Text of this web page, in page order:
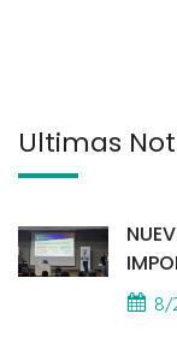
Últimas
8/